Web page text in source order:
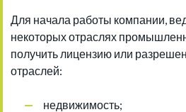
Для начала работы компании,
некоторых отраслях
получить лицензию или
отраслей:
недвижимость;